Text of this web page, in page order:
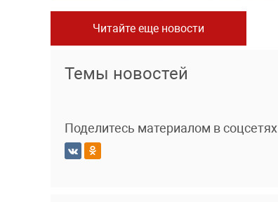
Читайте еще новости
Темы новостей
Поделитесь материалом в соцсетях